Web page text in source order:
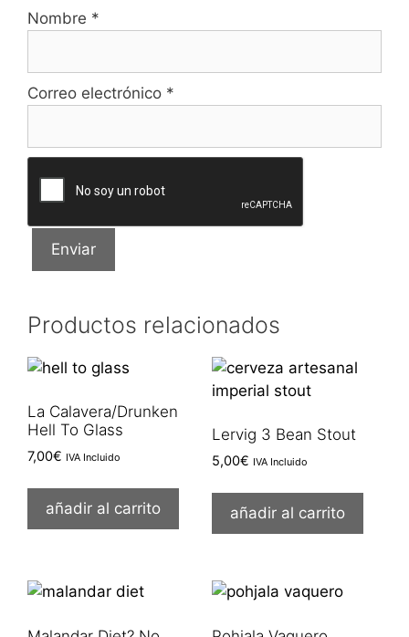
Nombre *
Correo electrónico *
Productos relacionados
La Calavera/Drunken
Hell To Glass
7,00€ IVA Incluido
añadir al carrito
Lervig 3 Bean Stout
5,00€ IVA Incluido
añadir al carrito